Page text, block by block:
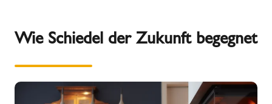
Wie Schiedel der Zukunft begegnet